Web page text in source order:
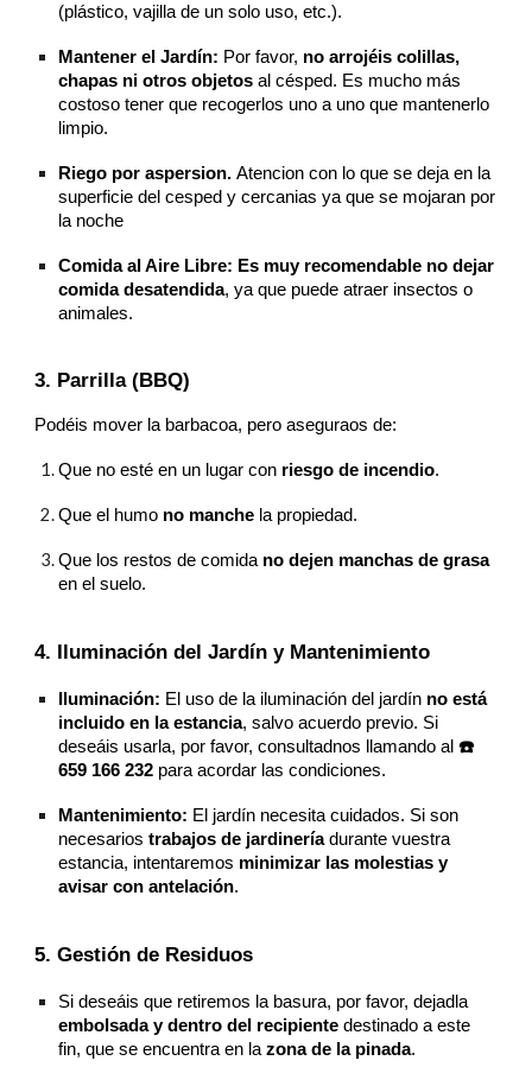
(plástico, vajilla de un solo uso, etc.).
Mantener el Jardín: Por favor, no arrojéis colillas,
chapas ni otros objetos al césped. Es mucho más
costoso tener que recogerlos uno a uno que mantenerlo
limpio.
Riego por aspersion.Atencion con lo que se deja en la
superficie del cesped y cercanias ya que se mojaran por
la noche
Comida al Aire Libre: Es muy recomendable no dejar
comida desatendida, ya que puede atraer insectos o
animales.
3. Parrilla (BBQ)
Podéis mover la barbacoa, pero aseguraos de:
Que no esté en un lugar con riesgo de incendio.
Que el humo no manche la propiedad.
Que los restos de comida no dejen manchas de grasa
en el suelo.
4. Iluminación del Jardín y Mantenimiento
Iluminación: El uso de la iluminación del jardín no está
incluido en la estancia, salvo acuerdo previo. Si
deseáis usarla, por favor, consultadnos llamando al☎️
659 166 232 para acordar las condiciones.
Mantenimiento: El jardín necesita cuidados. Si son
necesariostrabajos de jardineríadurante vuestra
estancia, intentaremos minimizar las molestias y
avisar con antelación.
5. Gestión de Residuos
Si deseáis que retiremos la basura, por favor, dejadla
embolsada y dentro del recipiente destinado a este
fin, que se encuentra en lazona de la pinada.